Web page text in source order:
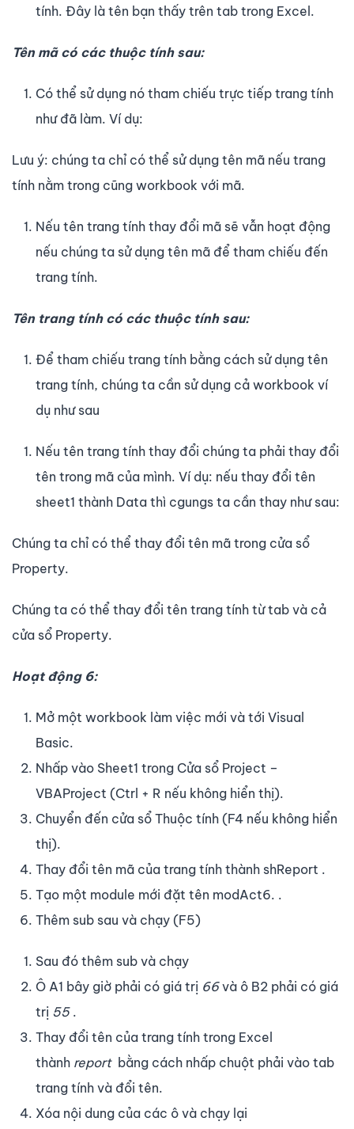
tính. Đây là tên bạn thấy trên tab trong Excel.
Tên mã có các thuộc tính sau:
Có thể sử dụng nó tham chiếu trực tiếp trang tính
như đã làm. Ví dụ:
Lưu ý: chúng ta chỉ có thể sử dụng tên mã nếu trang
tính nằm trong cũng workbook với mã.
Nếu tên trang tính thay đổi mã sẽ vẫn hoạt động
nếu chúng ta sử dụng tên mã để tham chiếu đến
trang tính.
Tên trang tính có các thuộc tính sau:
Để tham chiếu trang tính bằng cách sử dụng tên
trang tính, chúng ta cần sử dụng cả workbook ví
dụ như sau
Nếu tên trang tính thay đổi chúng ta phải thay đổi
tên trong mã của mình. Ví dụ: nếu thay đổi tên
sheet1 thành Data thì cgungs ta cần thay như sau:
Chúng ta chỉ có thể thay đổi tên mã trong cửa sổ
Property.
Chúng ta có thể thay đổi tên trang tính từ tab và cả
cửa sổ Property.
Hoạt động 6:
Mở một workbook làm việc mới và tới Visual
Basic.
Nhấp vào Sheet1 trong Cửa sổ Project –
VBAProject (Ctrl + R nếu không hiển thị).
Chuyển đến cửa sổ Thuộc tính (F4 nếu không hiển
thị).
Thay đổi tên mã của trang tính thành shReport .
Tạo một module mới đặt tên modAct6. .
Thêm sub sau và chạy (F5)
Sau đó thêm sub và chạy
Ô A1 bây giờ phải có giá trị 66và ô B2 phải có giá
trị 55.
Thay đổi tên của trang tính trong Excel
thành reportbằng cách nhấp chuột phải vào tab
trang tính và đổi tên.
Xóa nội dung của các ô và chạy lại